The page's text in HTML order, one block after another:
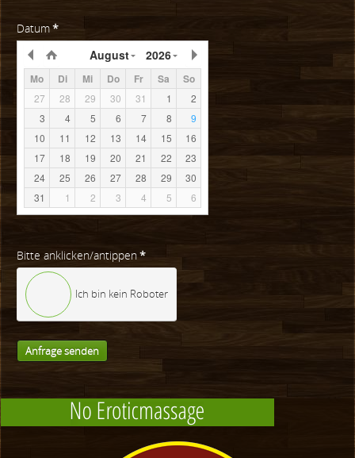
Datum*
August 2026
Mo Di Mi Do Fr Sa So
27 28 29 30 31 1
2
3
4 5 6 7 8
9
10
11 12 13 14 15
16
17
18 19 20 21 22
23
24
25 26 27 28 29
30
31
1 2 3 4 5 6
Bitte anklicken/antippen*
Ich bin kein Roboter
Anfrage senden